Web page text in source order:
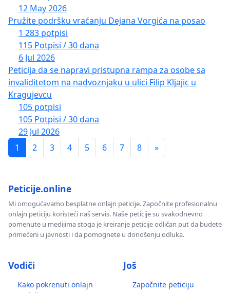
12 May 2026
Pružite podršku vraćanju Dejana Vorgića na posao
1 283 potpisi
115 Potpisi / 30 dana
6 Jul 2026
Peticija da se napravi pristupna rampa za osobe sa
invaliditetom na nadvoznjaku u ulici Filip Kljajic u
Kragujevcu
105 potpisi
105 Potpisi / 30 dana
29 Jul 2026
1
2 3 4 5 6 7 8 »
Peticije.online
Mi omogućavamo besplatne onlajn peticije. Započnite profesionalnu
onlajn peticiju koristeći naš servis. Naše peticije su svakodnevno
pomenute u medijima stoga je kreiranje peticije odličan put da budete
primećeni u javnosti i da pomognete u donošenju odluka.
Vodiči
Kako pokrenuti onlajn
Još
Započnite peticiju